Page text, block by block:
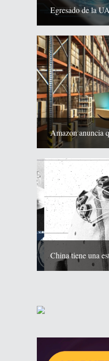
Egresado de la
Amazon anuncia
China tiene una